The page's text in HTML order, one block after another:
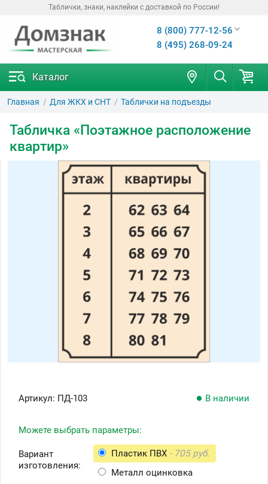
Таблички, знаки, наклейки с доставкой по России!
8 (800) 777-12-56
8 (495) 268-09-24
Каталог
Главная Для ЖКХ и СНТ Таблички на подъезды
Табличка «Поэтажное расположение
квартир»
Артикул: ПД-103 В наличии
Можете выбрать параметры:
Вариант
изготовления:
Пластик ПВХ - 705 руб.
Металл оцинковка